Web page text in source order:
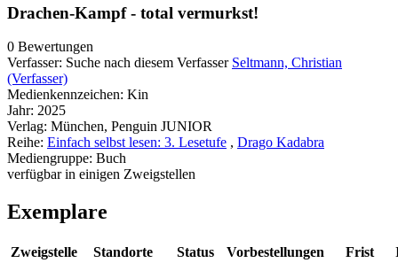
Drachen-Kampf - total vermurkst!
0 Bewertungen
Verfasser: Suche nach diesem Verfasser Seltmann, Christian
(Verfasser)
Medienkennzeichen: Kin
Jahr: 2025
Verlag: München, Penguin JUNIOR
Reihe: Einfach selbst lesen: 3. Lesetufe , Drago Kadabra
Mediengruppe: Buch
verfügbar in einigen Zweigstellen
Exemplare
Zweigstelle Standorte Status Vorbestellungen Frist